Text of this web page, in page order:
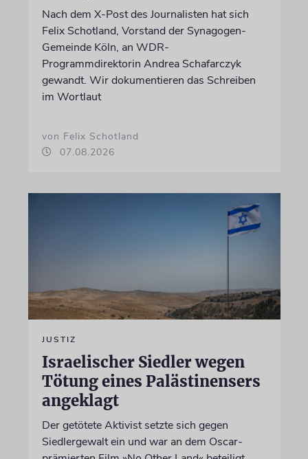
Nach dem X-Post des Journalisten hat sich
Felix Schotland, Vorstand der Synagogen-
Gemeinde Köln, an WDR-
Programmdirektorin Andrea Schafarczyk
gewandt. Wir dokumentieren das Schreiben
im Wortlaut
von Felix Schotland
07.08.2026
JUSTIZ
Israelischer Siedler wegen
Tötung eines Palästinensers
angeklagt
Der getötete Aktivist setzte sich gegen
Siedlergewalt ein und war an dem Oscar-